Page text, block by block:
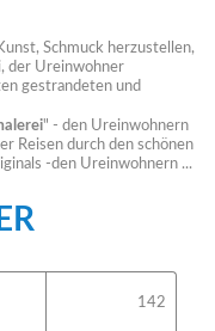
Schmuck herzustellen,
der Ureinwohner
gestrandeten und
" - den Ureinwohnern
Reisen durch den schönen
-den Ureinwohnern ...
142